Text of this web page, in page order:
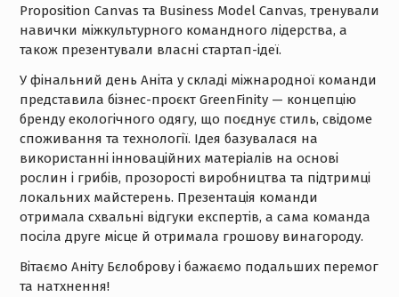
Proposition Canvas та Business Model Canvas, тренували
навички міжкультурного командного лідерства, а
також презентували власні стартап-ідеї.
У фінальний день Аніта у складі міжнародної команди
представила бізнес-проєкт GreenFinity — концепцію
бренду екологічного одягу, що поєднує стиль, свідоме
споживання та технології. Ідея базувалася на
використанні інноваційних матеріалів на основі
рослин і грибів, прозорості виробництва та підтримці
локальних майстерень. Презентація команди
отримала схвальні відгуки експертів, а сама команда
посіла друге місце й отримала грошову винагороду.
Вітаємо Анiту Бєлоброву і бажаємо подальших перемог
та натхнення!